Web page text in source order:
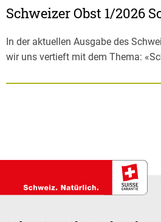
Schweizer Obst 1/2026
In der aktuellen Ausgabe des
wir uns vertieft mit dem Thema: